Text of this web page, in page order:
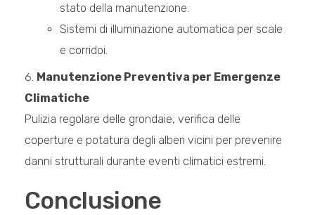
stato della manutenzione.
Sistemi di illuminazione automatica per scale
e corridoi.
Manutenzione Preventiva per Emergenze
Climatiche
Pulizia regolare delle grondaie, verifica delle
coperture e potatura degli alberi vicini per prevenire
danni strutturali durante eventi climatici estremi.
Conclusione